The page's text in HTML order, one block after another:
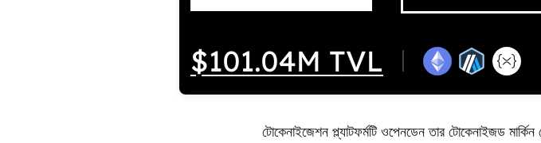
টোকেনাইজেশন প্ল্যাটফর্মটি ওপেনডেন তার টোকেনাইজড